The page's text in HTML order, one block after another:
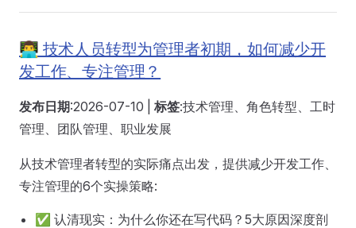
👨‍💻 技术人员转型为管理者初期，如何减少开
发工作、专注管理？
发布日期:2026-07-10 | 标签:技术管理、角色转型、工时
管理、团队管理、职业发展
从技术管理者转型的实际痛点出发，提供减少开发工作、
专注管理的6个实操策略:
✅ 认清现实：为什么你还在写代码？5大原因深度剖